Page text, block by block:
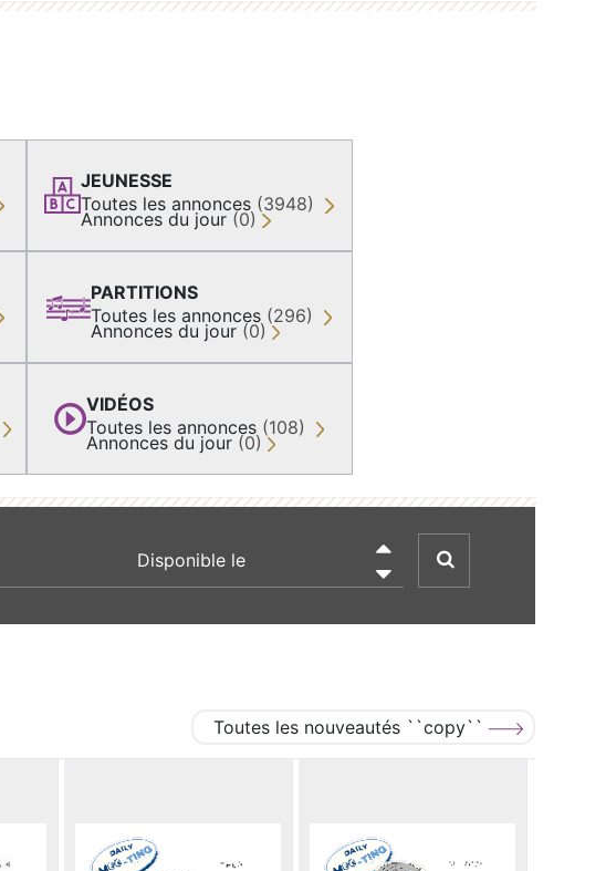
JEUNESSE
Toutes les annonces (3948)
Annonces du jour (0)
PARTITIONS
Toutes les annonces (296)
Annonces du jour (0)
VIDÉOS
Toutes les annonces (108)
Annonces du jour (0)

Toutes les nouveautés ``copy``